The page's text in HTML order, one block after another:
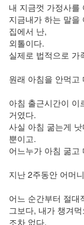
내 지금껏 가정사를
지금내가 하는 말을
집에서 난,
외톨이다.
실제로 법적으로 가
원래 아침을 안먹고
아침 출근시간이 이
거였다.
사실 아침 굶는게
뿐이고.
어느누가 아침 굶고
지난 2주동안 어머
어느 순간부터 절대
그보다, 내가 챙겨
조차 없다.
6
월
1
2006
년
월
21
2006
년
8
월
26
2006
년
월
17